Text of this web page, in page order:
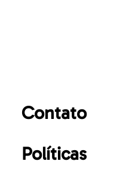
Contato
Políticas